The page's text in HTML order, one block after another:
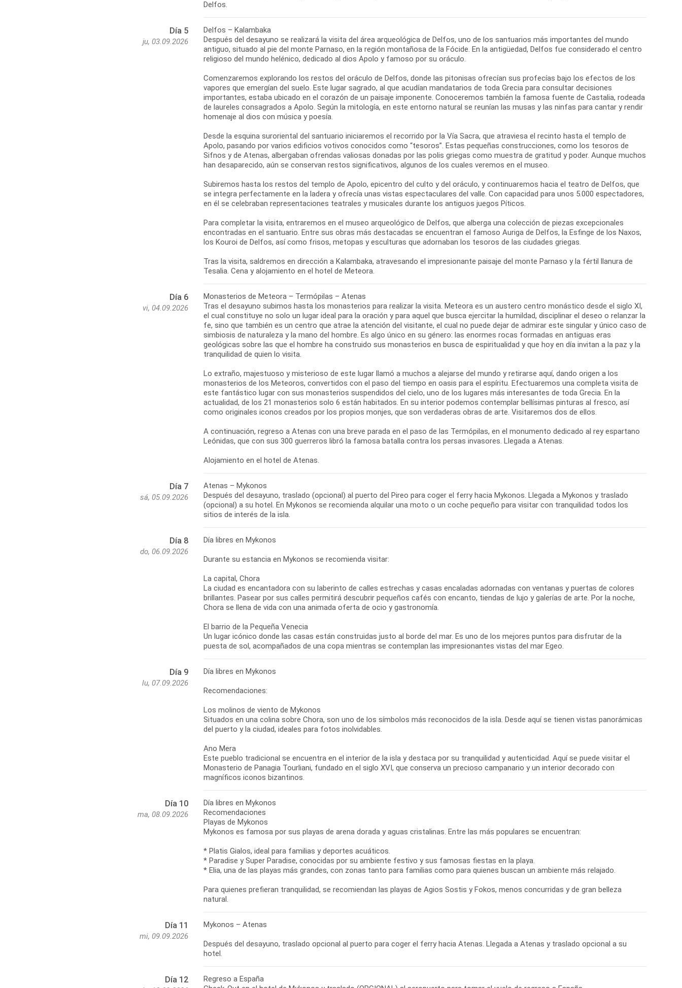
Día 5
ju, 03.09.2026
Delfos – Kalambaka
Después del desayuno se realizará la visita del área arqueológica de Delfos, uno de los santuarios más importantes del mundo
antiguo, situado al pie del monte Parnaso, en la región montañosa de la Fócide. En la antigüedad, Delfos fue considerado el centro
religioso del mundo helénico, dedicado al dios Apolo y famoso por su oráculo.
Comenzaremos explorando los restos del oráculo de Delfos, donde las pitonisas ofrecían sus profecías bajo los efectos de los
vapores que emergían del suelo. Este lugar sagrado, al que acudían mandatarios de toda Grecia para consultar decisiones
importantes, estaba ubicado en el corazón de un paisaje imponente. Conoceremos también la famosa fuente de Castalia, rodeada
de laureles consagrados a Apolo. Según la mitología, en este entorno natural se reunían las musas y las ninfas para cantar y rendir
homenaje al dios con música y poesía.
Desde la esquina suroriental del santuario iniciaremos el recorrido por la Vía Sacra, que atraviesa el recinto hasta el templo de
Apolo, pasando por varios edificios votivos conocidos como “tesoros”. Estas pequeñas construcciones, como los tesoros de
Sifnos y de Atenas, albergaban ofrendas valiosas donadas por las polis griegas como muestra de gratitud y poder. Aunque muchos
han desaparecido, aún se conservan restos significativos, algunos de los cuales veremos en el museo.
Subiremos hasta los restos del templo de Apolo, epicentro del culto y del oráculo, y continuaremos hacia el teatro de Delfos, que
se integra perfectamente en la ladera y ofrecía unas vistas espectaculares del valle. Con capacidad para unos 5.000 espectadores,
en él se celebraban representaciones teatrales y musicales durante los antiguos juegos Píticos.
Para completar la visita, entraremos en el museo arqueológico de Delfos, que alberga una colección de piezas excepcionales
encontradas en el santuario. Entre sus obras más destacadas se encuentran el famoso Auriga de Delfos, la Esfinge de los Naxos,
los Kouroi de Delfos, así como frisos, metopas y esculturas que adornaban los tesoros de las ciudades griegas.
Tras la visita, saldremos en dirección a Kalambaka, atravesando el impresionante paisaje del monte Parnaso y la fértil llanura de
Día 6
vi, 04.09.2026
Monasterios de Meteora – Termópilas – Atenas
Tras el desayuno subimos hasta los monasterios para realizar la visita. Meteora es un austero centro monástico desde el siglo XI,
el cual constituye no solo un lugar ideal para la oración y para aquel que busca ejercitar la humildad, disciplinar el deseo o relanzar la
fe, sino que también es un centro que atrae la atención del visitante, el cual no puede dejar de admirar este singular y único caso de
simbiosis de naturaleza y la mano del hombre. Es algo único en su género: las enormes rocas formadas en antiguas eras
geológicas sobre las que el hombre ha construido sus monasterios en busca de espiritualidad y que hoy en día invitan a la paz y la
tranquilidad de quien lo visita.
Lo extraño, majestuoso y misterioso de este lugar llamó a muchos a alejarse del mundo y retirarse aquí, dando origen a los
monasterios de los Meteoros, convertidos con el paso del tiempo en oasis para el espíritu. Efectuaremos una completa visita de
este fantástico lugar con sus monasterios suspendidos del cielo, uno de los lugares más interesantes de toda Grecia. En la
actualidad, de los 21 monasterios solo 6 están habitados. En su interior podemos contemplar bellísimas pinturas al fresco, así
como originales iconos creados por los propios monjes, que son verdaderas obras de arte. Visitaremos dos de ellos.
A continuación, regreso a Atenas con una breve parada en el paso de las Termópilas, en el monumento dedicado al rey espartano
Leónidas, que con sus 300 guerreros libró la famosa batalla contra los persas invasores. Llegada a Atenas.
Día 7
sá, 05.09.2026
Atenas – Mykonos
Después del desayuno, traslado (opcional) al puerto del Pireo para coger el ferry hacia Mykonos. Llegada a Mykonos y traslado
(opcional) a su hotel. En Mykonos se recomienda alquilar una moto o un coche pequeño para visitar con tranquilidad todos los
Día 8
do, 06.09.2026
Día libres en Mykonos
Durante su estancia en Mykonos se recomienda visitar:
La capital, Chora
La ciudad es encantadora con su laberinto de calles estrechas y casas encaladas adornadas con ventanas y puertas de colores
brillantes. Pasear por sus calles permitirá descubrir pequeños cafés con encanto, tiendas de lujo y galerías de arte. Por la noche,
Chora se llena de vida con una animada oferta de ocio y gastronomía.
El barrio de la Pequeña Venecia
Un lugar icónico donde las casas están construidas justo al borde del mar. Es uno de los mejores puntos para disfrutar de la
Día 9
lu, 07.09.2026
Día libres en Mykonos
Recomendaciones:
Los molinos de viento de Mykonos
Situados en una colina sobre Chora, son uno de los símbolos más reconocidos de la isla. Desde aquí se tienen vistas panorámicas
del puerto y la ciudad, ideales para fotos inolvidables.
Ano Mera
Este pueblo tradicional se encuentra en el interior de la isla y destaca por su tranquilidad y autenticidad. Aquí se puede visitar el
Monasterio de Panagia Tourliani, fundado en el siglo XVI, que conserva un precioso campanario y un interior decorado con
magníficos iconos bizantinos.
Día 10
ma, 08.09.2026
Día libres en Mykonos
Recomendaciones
Playas de Mykonos
Mykonos es famosa por sus playas de arena dorada y aguas cristalinas. Entre las más populares se encuentran:
* Platis Gialos, ideal para familias y deportes acuáticos.
* Paradise y Super Paradise, conocidas por su ambiente festivo y sus famosas fiestas en la playa.
* Elia, una de las playas más grandes, con zonas tanto para familias como para quienes buscan un ambiente más relajado.
Para quienes prefieran tranquilidad, se recomiendan las playas de Agios Sostis y Fokos, menos concurridas y de gran belleza
Día 11
mi, 09.09.2026
Mykonos – Atenas
Después del desayuno, traslado opcional al puerto para coger el ferry hacia Atenas. Llegada a Atenas y traslado opcional a su
Día 12
Regreso a España